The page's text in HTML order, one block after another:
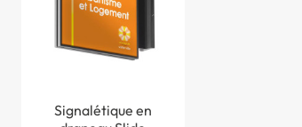
Signalétique en